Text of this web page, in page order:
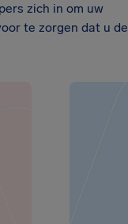
zich in om uw
te zorgen dat u de